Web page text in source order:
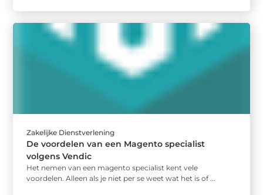
Zakelijke Dienstverlening
De voordelen van een Magento specialist
volgens Vendic
Het nemen van een magento specialist kent vele
voordelen. Alleen als je niet per se weet wat het is of ...